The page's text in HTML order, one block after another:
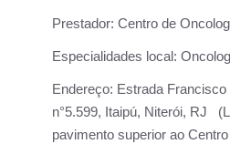
Prestador: Centro de
Especialidades local:
Endereço: Estrada
n°5.599, Itaipú, Niterói, RJ
pavimento superior ao